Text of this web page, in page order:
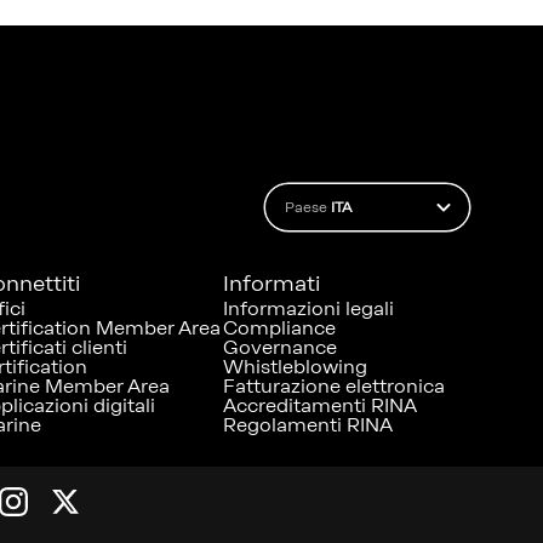
Paese ITA
Member Area
clienti
Member Area
digitali
Informati
Informazioni legali
Compliance
Governance
Whistleblowing
Fatturazione elettronica
Accreditamenti RINA
Regolamenti RINA